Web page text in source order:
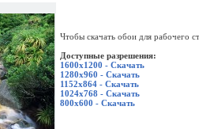
Чтобы скачать обои для рабочего
Доступные разрешения:
1600x1200 - Скачать
1280x960 - Скачать
1152x864 - Скачать
1024x768 - Скачать
800x600 - Скачать